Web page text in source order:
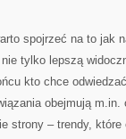
spojrzeć na to jak
tylko lepszą
kto chce
obejmują
strony – trendy,